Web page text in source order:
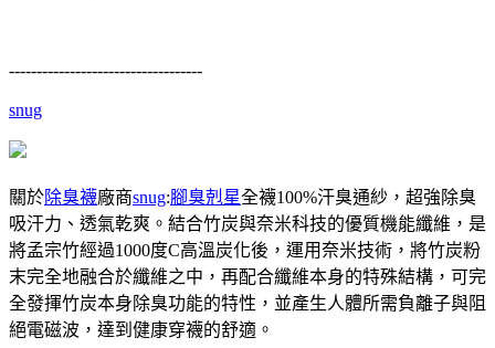
-----------------------------------
snug
關於除臭襪廠商snug:腳臭剋星全襪100%汗臭通紗，超強除臭
吸汗力、透氣乾爽。結合竹炭與奈米科技的優質機能纖維，是
將孟宗竹經過1000度C高溫炭化後，運用奈米技術，將竹炭粉
末完全地融合於纖維之中，再配合纖維本身的特殊結構，可完
全發揮竹炭本身除臭功能的特性，並產生人體所需負離子與阻
絕電磁波，達到健康穿襪的舒適。